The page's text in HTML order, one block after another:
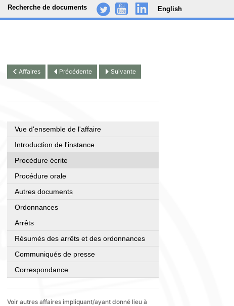
Recherche de documents
. - .. English
Affaires Précédente Suivante
Vue d'ensemble de l'affaire
Introduction de l'instance
Procédure écrite
Procédure orale
Autres documents
Ordonnances
Arrêts
Résumés des arrêts et des ordonnances
Communiqués de presse
Correspondance
Voir autres affaires impliquant/ayant donné lieu à